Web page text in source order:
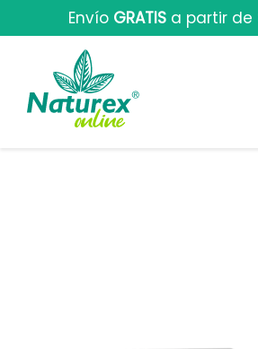
Envío GRATISa partir de